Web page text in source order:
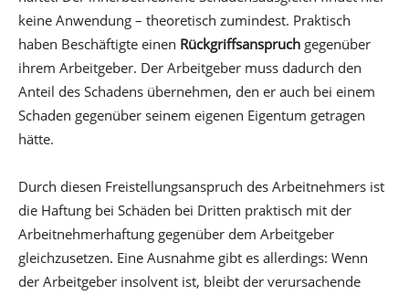
keine Anwendung – theoretisch zumindest. Praktisch
haben Beschäftigte einen Rückgriffsanspruch gegenüber
ihrem Arbeitgeber. Der Arbeitgeber muss dadurch den
Anteil des Schadens übernehmen, den er auch bei einem
Schaden gegenüber seinem eigenen Eigentum getragen
hätte.
Durch diesen Freistellungsanspruch des Arbeitnehmers ist
die Haftung bei Schäden bei Dritten praktisch mit der
Arbeitnehmerhaftung gegenüber dem Arbeitgeber
gleichzusetzen. Eine Ausnahme gibt es allerdings: Wenn
der Arbeitgeber insolvent ist, bleibt der verursachende